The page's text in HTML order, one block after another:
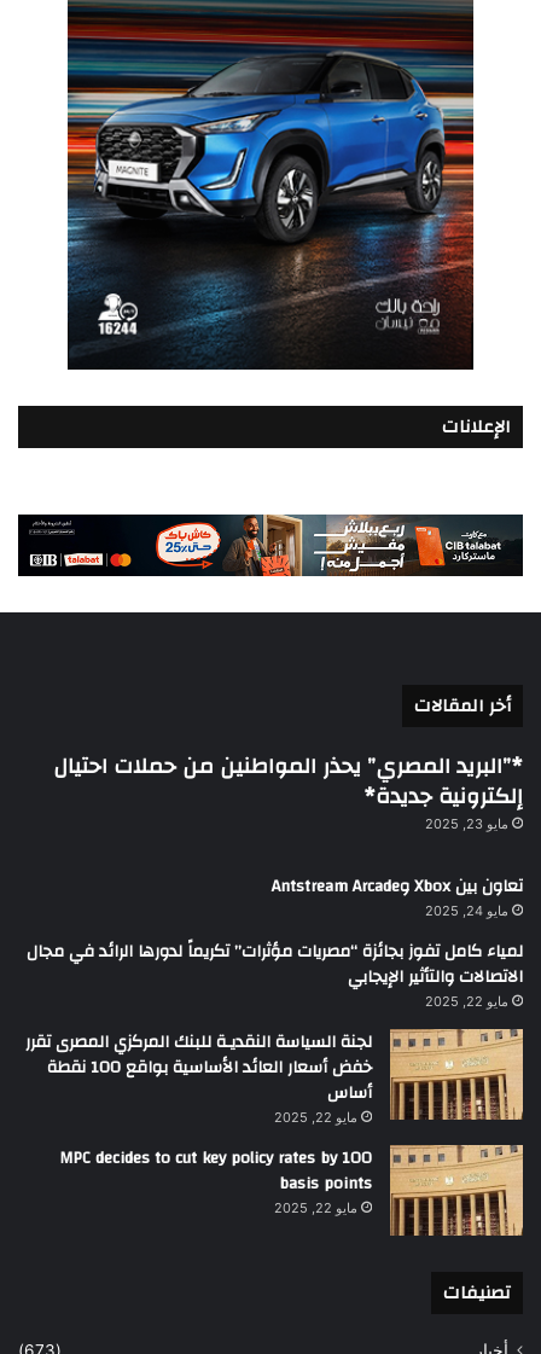
الإعلانات
أخر المقالات
*”البريد المصري” يحذر المواطنين من حملات احتيال
إلكترونية جديدة*
مايو 23, 2025
تعاون بين Xbox وAntstream Arcade
مايو 24, 2025
لمياء كامل تفوز بجائزة “مصريات مؤثرات” تكريماً لدورها الرائد في مجال
الاتصالات والتأثير الإيجابي
مايو 22, 2025
لجنة السياسة النقديـة للبنك المركزي المصرى تقرر
خفض أسعار العائد الأساسية بواقع 100 نقطة
أساس
مايو 22, 2025
MPC decides to cut key policy rates by 100
basis points
مايو 22, 2025
تصنيفات